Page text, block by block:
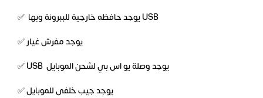
✅ يوجد حافظه خارجية للببرونة وبها USB
✅ يوجد مفرش غيار
✅ USB يوجد وصلة يو اس بي لشحن الموبايل
✅ يوجد جيب خلفى للموبايل